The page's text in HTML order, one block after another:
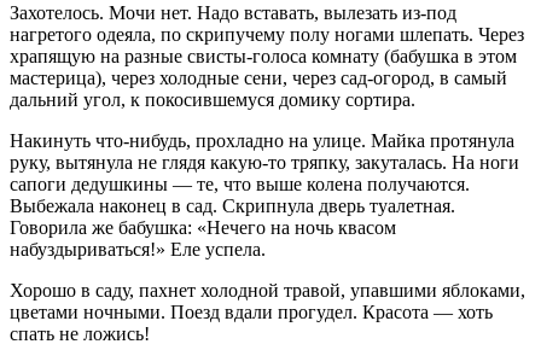
Захотелось. Мочи нет. Надо вставать, вылезать из-под
нагретого одеяла, по скрипучему полу ногами шлепать. Через
храпящую на разные свисты-голоса комнату (бабушка в этом
мастерица), через холодные сени, через сад-огород, в самый
дальний угол, к покосившемуся домику сортира.
Накинуть что-нибудь, прохладно на улице. Майка протянула
руку, вытянула не глядя какую-то тряпку, закуталась. На ноги
сапоги дедушкины — те, что выше колена получаются.
Выбежала наконец в сад. Скрипнула дверь туалетная.
Говорила же бабушка: «Нечего на ночь квасом
набуздыриваться!» Еле успела.
Хорошо в саду, пахнет холодной травой, упавшими яблоками,
цветами ночными. Поезд вдали прогудел. Красота — хоть
спать не ложись!